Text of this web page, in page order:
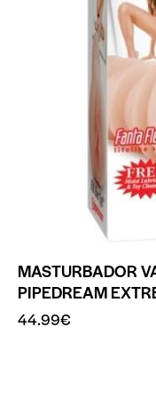
MASTURBADOR
PIPEDREAM
44.99€